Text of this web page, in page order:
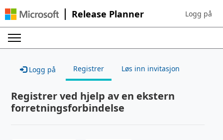
Release Planner Sign in to
Logg på
Logg på Registrer Løs inn invitasjon
Registrer ved hjelp av en ekstern
forretningsforbindelse